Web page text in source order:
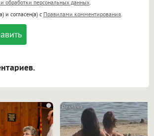
<u>, <i>, <em>, <s>, <big>,
<sub>, <pre>, <ul>, <ol>, <li>,
<code> экранирует HTML,
становятся
[img]адрес[/img] будет
обработки персональных данных.
и согласен(а) с Правилами комментирования.
i